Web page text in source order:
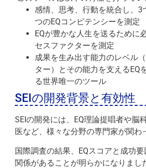
感情、思考、行動を統合し、3
つのEQコンピテンシーを測定
EQが豊かな人生を送るために
セスファクターを測定
成果を生み出す能力のレベル
ター）とその能力を支えるEQ
る世界唯一のツール
SEIの開発背景と有効性
SEIの開発には、EQ理論提唱者や脳
医など、様々な分野の専門家が関わ
国際調査の結果、EQスコアと成功
関係があることが明らかになりまし